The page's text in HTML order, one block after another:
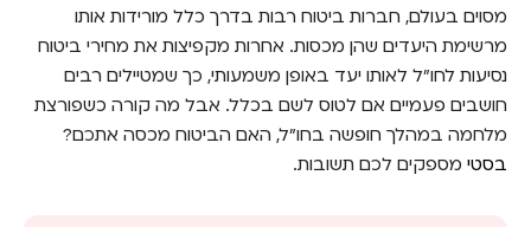
מסוים בעולם, חברות ביטוח רבות בדרך כלל מורידות אותו
מרשימת היעדים שהן מכסות. אחרות מקפיצות את מחירי ביטוח
נסיעות לחו"ל לאותו יעד באופן משמעותי, כך שמטיילים רבים
חושבים פעמיים אם לטוס לשם בכלל. אבל מה קורה כשפורצת
מלחמה במהלך חופשה בחו"ל, האם הביטוח מכסה אתכם?
בסטי מספקים לכם תשובות.